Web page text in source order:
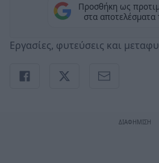
Προσθήκη ως
στα αποτελέσματα
Εργασίες, φυτεύσεις και